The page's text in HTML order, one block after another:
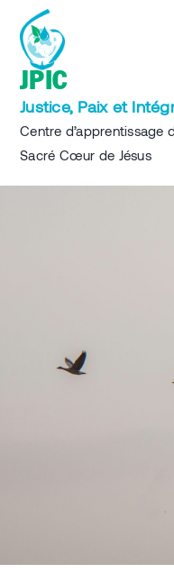
content
JPIC
Justice, Paix et
Centre d’apprentissage
Sacré Cœur de Jésus